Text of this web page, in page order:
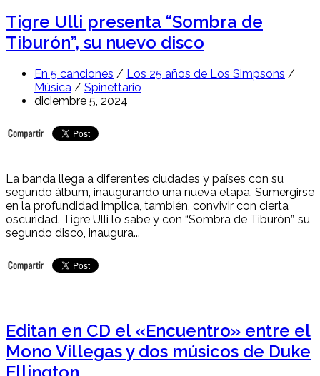
Tigre Ulli presenta “Sombra de
Tiburón”, su nuevo disco
En 5 canciones / Los 25 años de Los Simpsons /
Música / Spinettario
diciembre 5, 2024
La banda llega a diferentes ciudades y países con su
segundo álbum, inaugurando una nueva etapa. Sumergirse
en la profundidad implica, también, convivir con cierta
oscuridad. Tigre Ulli lo sabe y con “Sombra de Tiburón”, su
segundo disco, inaugura...
Editan en CD el «Encuentro» entre el
Mono Villegas y dos músicos de Duke